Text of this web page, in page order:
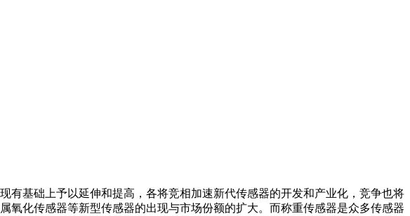
基础上予以延伸和提高，各将竞相加速新代传感器的开发和产业化，竞争也将
氧化传感器等新型传感器的出现与市场份额的扩大。而称重传感器是众多传感器